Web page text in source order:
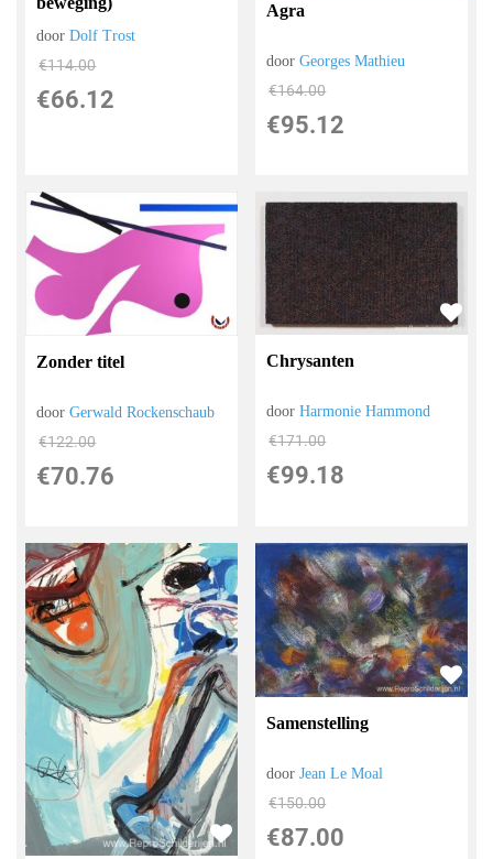
doorDolf Trost
€114.00
€66.12
Agra
doorGeorges Mathieu
€164.00
€95.12
Zonder titel
doorGerwald Rockenschaub
€122.00
€70.76
Chrysanten
doorHarmonie Hammond
€171.00
€99.18
Samenstelling
doorJean Le Moal
€150.00
€87.00